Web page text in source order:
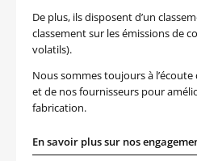
De plus, ils disposent d’un
classement sur les émissions de
volatils).
Nous sommes toujours à
et de nos fournisseurs pour
fabrication.
En savoir plus sur nos